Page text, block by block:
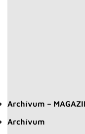
Archívum –
Archívum